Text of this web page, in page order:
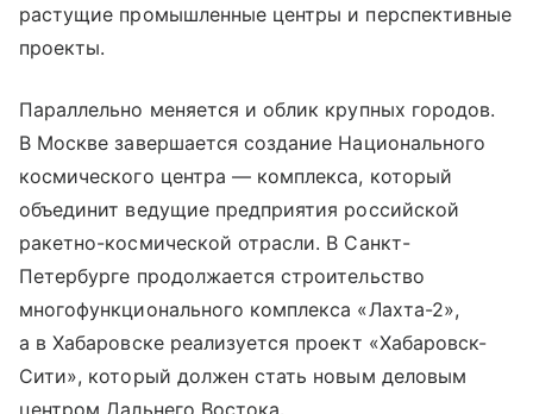
растущие промышленные центры и перспективные
проекты.
Параллельно меняется и облик крупных городов.
В Москве завершается создание Национального
космического центра — комплекса, который
объединит ведущие предприятия российской
ракетно-космической отрасли. В Санкт-
Петербурге продолжается строительство
многофункционального комплекса «Лахта-2»,
а в Хабаровске реализуется проект «Хабаровск-
Сити», который должен стать новым деловым
центром Дальнего Востока.